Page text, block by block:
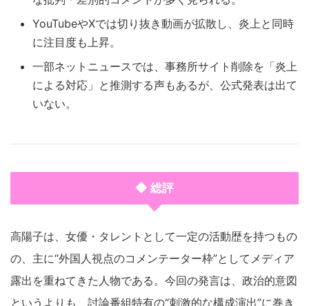
YouTubeやXでは切り抜き動画が拡散し、炎上と同時
に注目度も上昇。
一部ネットニュースでは、事務所サイト削除を「炎上
による対応」と推測する声もあるが、公式発表は出て
いない。
◆ 総評
高陽子は、女優・タレントとして一定の活動歴を持つもの
の、主に“外国人視点のコメンテーター枠”としてメディア
露出を重ねてきた人物である。今回の発言は、政治的意図
というよりも、討論番組特有の“刺激的な構成演出”に巻き